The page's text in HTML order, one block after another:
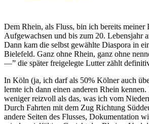
Dem Rhein, als Fluss, bin ich bereits meiner
Aufgewachsen und bis zum 20. Lebensjahr
Dann kam die selbst gewählte Diaspora in
Bielefeld. Ganz ohne Rhein, ganz ohne
—” die später freigelegte Lutter zählt
In Köln (ja, ich darf als 50% Kölner auch
lernte ich dann einen anderen Rhein
weniger reizvoll als das, was ich vom
Durch Fahrten mit dem Zug Richtung
andere Seiten des Flusses, Dokumentation